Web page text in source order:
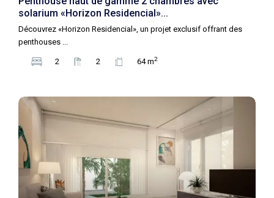
solarium «Horizon Residencial»...
Découvrez «Horizon Residencial», un projet exclusif offrant des
penthouses
2 2 64 m2